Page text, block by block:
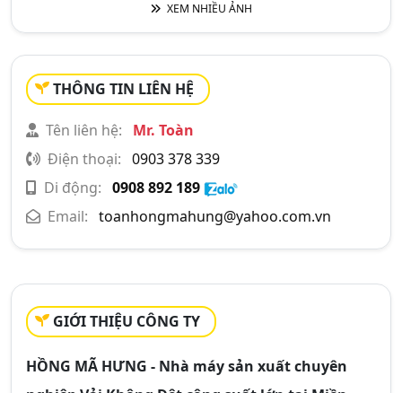
XEM NHIỀU ẢNH
THÔNG TIN LIÊN HỆ
Tên liên hệ:
Mr. Toàn
Điện thoại: 0903 378 339
Di động: 0908 892 189
Email: toanhongmahung@yahoo.com.vn
GIỚI THIỆU CÔNG TY
HỒNG MÃ HƯNG - Nhà máy sản xuất chuyên